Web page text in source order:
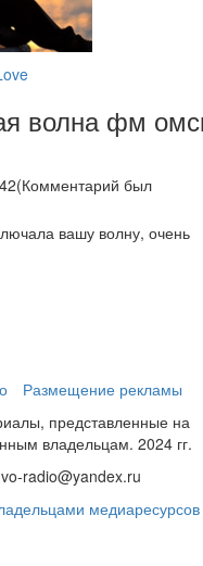
волна фм
(Комментарий был
вашу волну, очень
Размещение рекламы
представленные на
владельцам. 2024 гг.
radio@yandex.ru
медиаресурсов